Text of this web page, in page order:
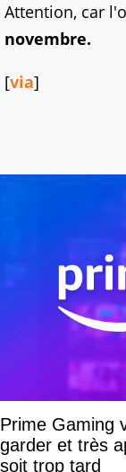
Attention, car
novembre.
[via]
Prime Gaming
garder et très
soit trop tard